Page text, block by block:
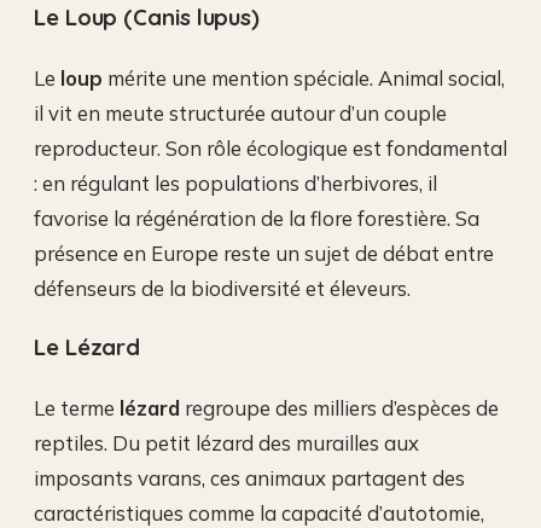
Le Loup (Canis lupus)
Le loup mérite une mention spéciale. Animal social,
il vit en meute structurée autour d’un couple
reproducteur. Son rôle écologique est fondamental
: en régulant les populations d’herbivores, il
favorise la régénération de la flore forestière. Sa
présence en Europe reste un sujet de débat entre
défenseurs de la biodiversité et éleveurs.
Le Lézard
Le terme lézard regroupe des milliers d’espèces de
reptiles. Du petit lézard des murailles aux
imposants varans, ces animaux partagent des
caractéristiques comme la capacité d’autotomie,